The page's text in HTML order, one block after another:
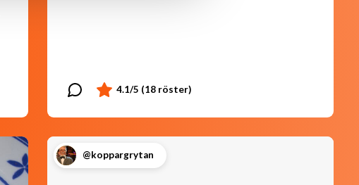
@koppargrytan